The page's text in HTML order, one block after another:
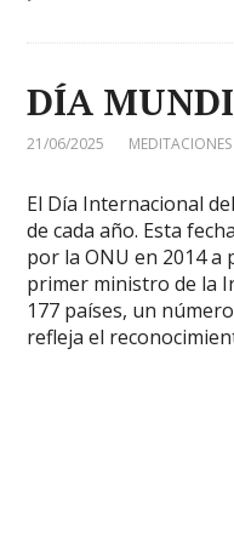
DÍA
21/06/2025 MEDITACIONES
El Día Internacional
de cada año. Esta
por la ONU en 2014
primer ministro de la
177 países, un
refleja el